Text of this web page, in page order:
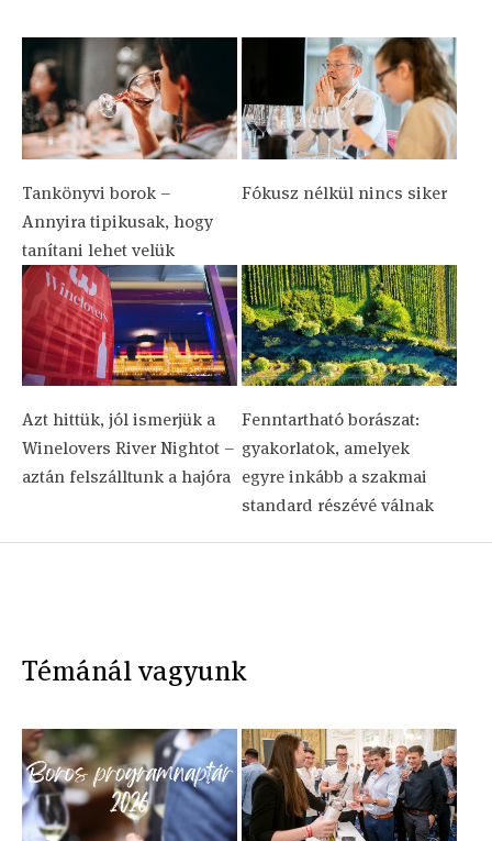
Tankönyvi borok –
Annyira tipikusak, hogy
tanítani lehet velük
Fókusz nélkül nincs siker
Azt hittük, jól ismerjük a
Winelovers River Nightot –
aztán felszálltunk a hajóra
Fenntartható borászat:
gyakorlatok, amelyek
egyre inkább a szakmai
standard részévé válnak
Témánál vagyunk